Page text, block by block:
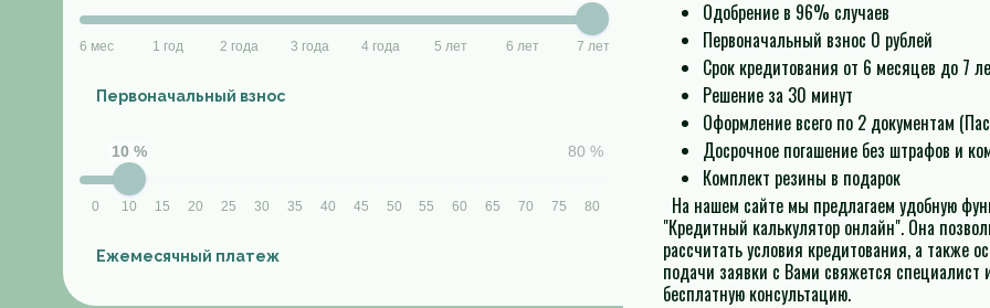
6 мес 1 год 2 года 3 года 4 года 5 лет 6 лет 7 лет
Первоначальный взнос
80 %
10 %
0 10 15 20 25 30 35 40 45 50 55 60 65 70 75 80
Ежемесячный платеж
Одобрение в 96% случаев
Первоначальный взнос 0 рублей
Срок кредитования от 6 месяцев до 7
Решение за 30 минут
Оформление всего по 2 документам
Досрочное погашение без штрафов и
Комплект резины в подарок
На нашем сайте мы предлагаем удобную
"Кредитный калькулятор онлайн". Она
рассчитать условия кредитования, а также
подачи заявки с Вами свяжется специалист
бесплатную консультацию.